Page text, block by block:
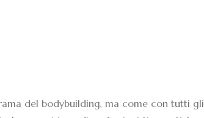
del bodybuilding, ma come con tutti gli